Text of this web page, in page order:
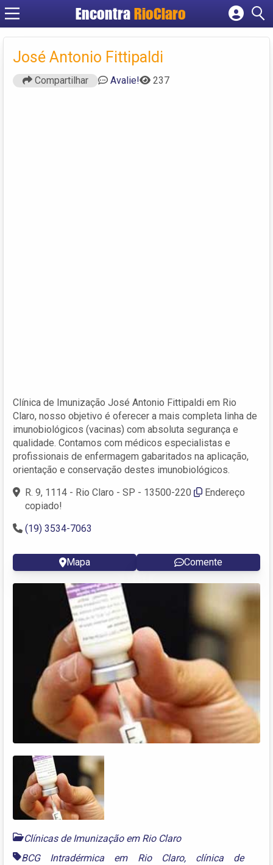
Encontra RioClaro
Cadastrar empresa
Criar conta
José Antonio Fittipaldi
Compartilhar Avalie! 237
Clínica de Imunização José Antonio Fittipaldi em Rio
Claro, nosso objetivo é oferecer a mais completa linha de
imunobiológicos (vacinas) com absoluta segurança e
qualidade. Contamos com médicos especialistas e
profissionais de enfermagem gabaritados na aplicação,
orientação e conservação destes imunobiológicos.
R. 9, 1114 - Rio Claro - SP - 13500-220
Endereço
copiado!
(19) 3534-7063
Mapa Comente
Clínicas de Imunização em Rio Claro
BCG Intradérmica em Rio Claro, clínica de